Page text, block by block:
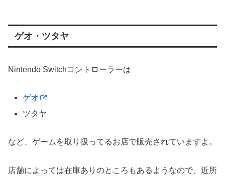
ゲオ・ツタヤ
Nintendo Switchコントローラーは
ゲオ
ツタヤ
など、ゲームを取り扱ってるお店で販売されていますよ。
店舗によっては在庫ありのところもあるようなので、近所